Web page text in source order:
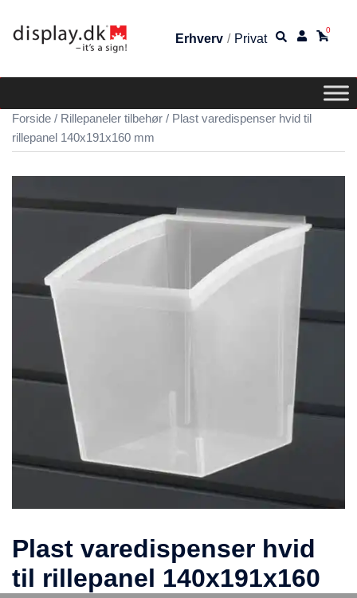
Erhverv / Privat
0
Forside / Rillepaneler tilbehør / Plast varedispenser hvid til
rillepanel 140x191x160 mm
Plast varedispenser hvid
til rillepanel 140x191x160